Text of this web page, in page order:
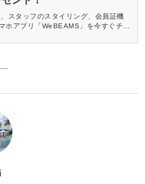
スタッフのスタイリング、会員証機
ホアプリ「WeBEAMS」を今すぐチェ
―